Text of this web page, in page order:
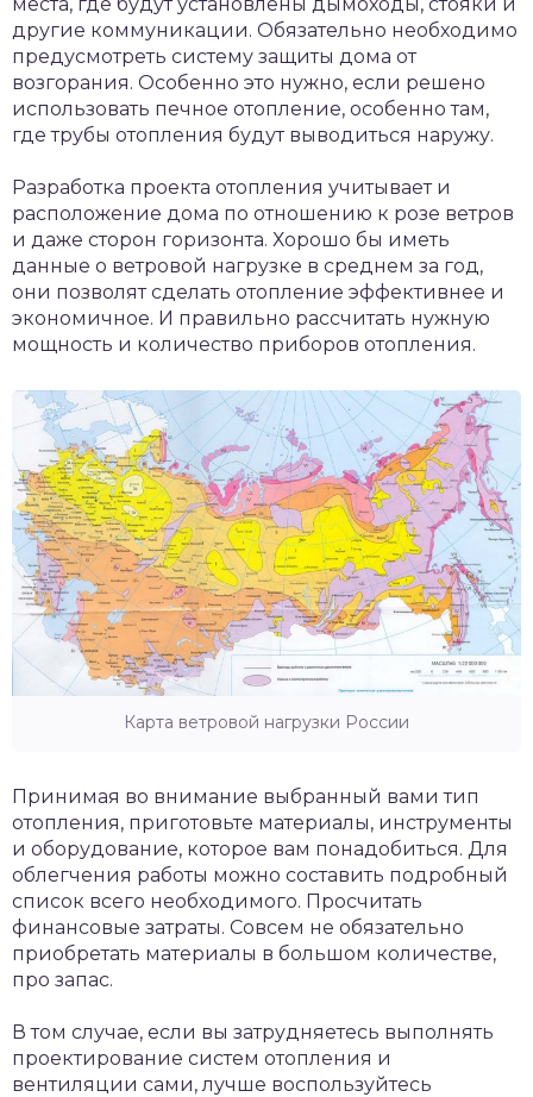
другие коммуникации. Обязательно необходимо
предусмотреть систему защиты дома от
возгорания. Особенно это нужно, если решено
использовать печное отопление, особенно там,
где трубы отопления будут выводиться наружу.
Разработка проекта отопления учитывает и
расположение дома по отношению к розе ветров
и даже сторон горизонта. Хорошо бы иметь
данные о ветровой нагрузке в среднем за год,
они позволят сделать отопление эффективнее и
экономичное. И правильно рассчитать нужную
мощность и количество приборов отопления.
Карта ветровой нагрузки России
Принимая во внимание выбранный вами тип
отопления, приготовьте материалы, инструменты
и оборудование, которое вам понадобиться. Для
облегчения работы можно составить подробный
список всего необходимого. Просчитать
финансовые затраты. Совсем не обязательно
приобретать материалы в большом количестве,
про запас.
В том случае, если вы затрудняетесь выполнять
проектирование систем отопления и
вентиляции сами, лучше воспользуйтесь